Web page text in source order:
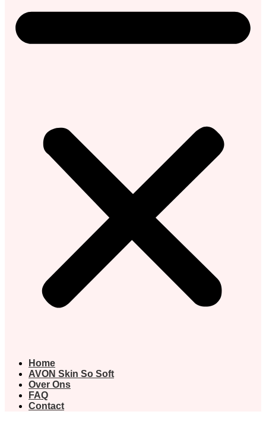
Home
AVON Skin So Soft
Over Ons
FAQ
Contact